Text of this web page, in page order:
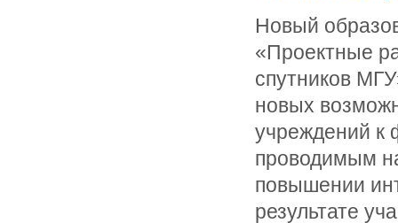
Новый
«Проектные
спутников
новых
учреждений к
проводимым
повышении
результате